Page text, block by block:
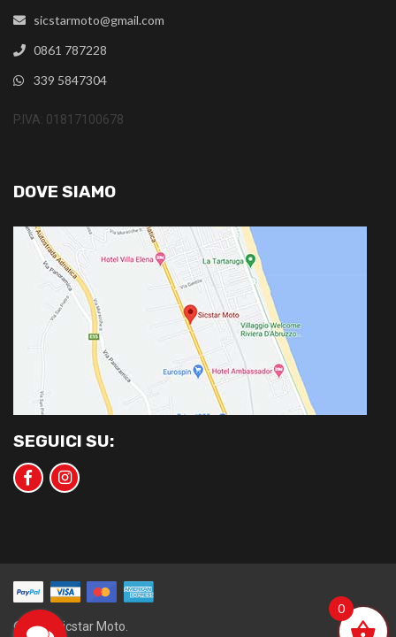
sicstarmoto@gmail.com
0861 787228
339 5847304
P.IVA: 01817100678
DOVE SIAMO
SEGUICI SU:
©2020 Sicstar Moto.
0